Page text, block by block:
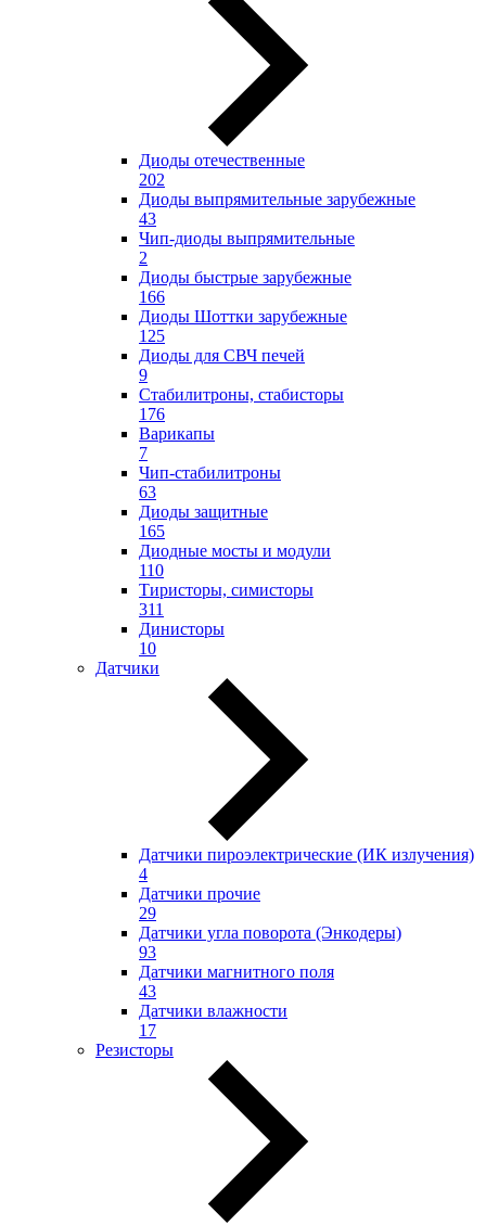
Диоды отечественные
202
Диоды выпрямительные зарубежные
43
Чип-диоды выпрямительные
2
Диоды быстрые зарубежные
166
Диоды Шоттки зарубежные
125
Диоды для СВЧ печей
9
Стабилитроны, стабисторы
176
Варикапы
7
Чип-стабилитроны
63
Диоды защитные
165
Диодные мосты и модули
110
Тиристоры, симисторы
311
Динисторы
10
Датчики
Датчики пироэлектрические (ИК излучения)
4
Датчики прочие
29
Датчики угла поворота (Энкодеры)
93
Датчики магнитного поля
43
Датчики влажности
17
Резисторы